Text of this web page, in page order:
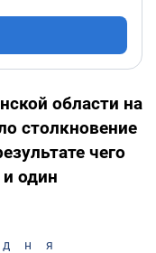
области на
столкновение
чего
один